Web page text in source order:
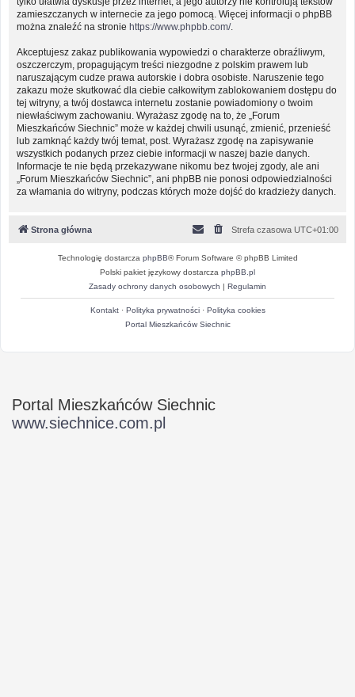
zamieszczanych w internecie za jego pomocą. Więcej informacji o phpBB
można znaleźć na stronie https://www.phpbb.com/.
Akceptujesz zakaz publikowania wypowiedzi o charakterze obraźliwym,
oszczerczym, propagującym treści niezgodne z polskim prawem lub
naruszającym cudze prawa autorskie i dobra osobiste. Naruszenie tego
zakazu może skutkować dla ciebie całkowitym zablokowaniem dostępu do
tej witryny, a twój dostawca internetu zostanie powiadomiony o twoim
niewłaściwym zachowaniu. Wyrażasz zgodę na to, że „Forum
Mieszkańców Siechnic” może w każdej chwili usunąć, zmienić, przenieść
lub zamknąć każdy twój temat, post. Wyrażasz zgodę na zapisywanie
wszystkich podanych przez ciebie informacji w naszej bazie danych.
Informacje te nie będą przekazywane nikomu bez twojej zgody, ale ani
„Forum Mieszkańców Siechnic”, ani phpBB nie ponosi odpowiedzialności
za włamania do witryny, podczas których może dojść do kradzieży danych.
Strona główna Strefa czasowa UTC+01:00
Technologię dostarcza phpBB® Forum Software © phpBB Limited
Polski pakiet językowy dostarcza phpBB.pl
Zasady ochrony danych osobowych | Regulamin
Kontakt· Polityka prywatności· Polityka cookies
Portal Mieszkańców Siechnic
Portal Mieszkańców Siechnic
www.siechnice.com.pl